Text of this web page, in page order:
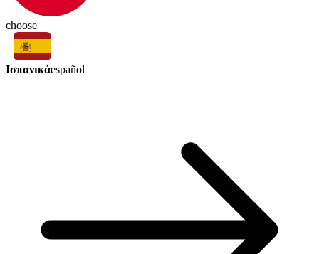
choose
Ισπανικάespañol